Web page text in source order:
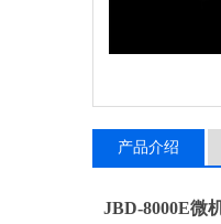
产品介绍
JBD-8000E微